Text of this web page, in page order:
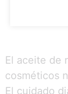
El aceite de
cosméticos
El cuidado